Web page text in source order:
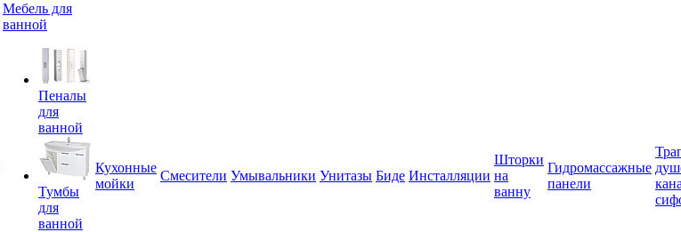
Мебель для
ванной
Пеналы
для
ванной
Тумбы
для
ванной
Кухонные
мойки
Смесители Умывальники Унитазы Биде Инсталляции
Шторки
на
ванну
Гидромассажные
панели